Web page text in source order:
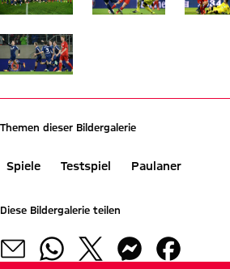
Zeige in voller Größe
Themen dieser Bildergalerie
Spiele Testspiel Paulaner
Diese Bildergalerie teilen